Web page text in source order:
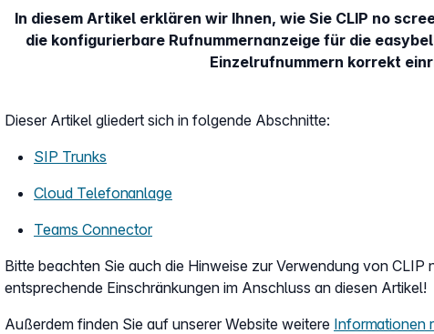
In diesem Artikel erklären wir Ihnen, wie Sie CLIP no
die konfigurierbare Rufnummernanzeige für die
Einzelrufnummern korrekt
Dieser Artikel gliedert sich in folgende Abschnitte:
SIP Trunks
Cloud Telefonanlage
Teams Connector
Bitte beachten Sie auch die Hinweise zur Verwendung von CLIP
entsprechende Einschränkungen im Anschluss an diesen Artikel!
Außerdem finden Sie auf unserer Website weitere Informationen